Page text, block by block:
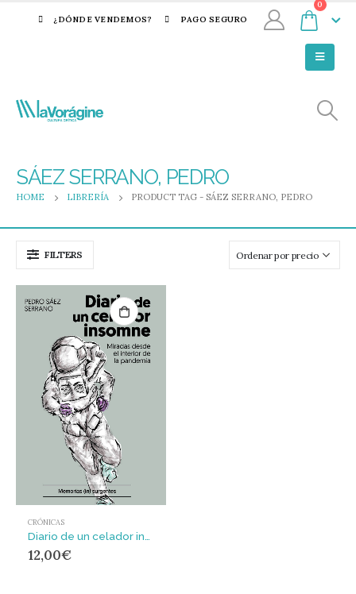
¿DÓNDE VENDEMOS? PAGO SEGURO
0
SÁEZ SERRANO, PEDRO
HOME LIBRERÍA PRODUCT TAG - SÁEZ SERRANO, PEDRO
FILTERS
CRÓNICAS
12,00€